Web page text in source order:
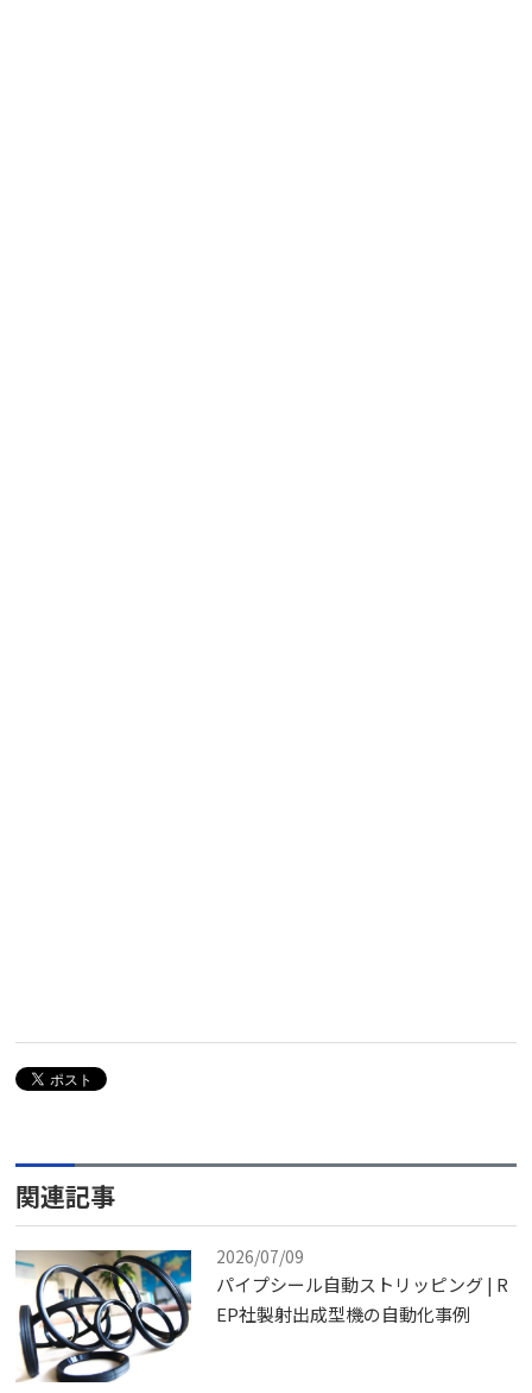
関連記事
2026/07/09
パイプシール自動ストリッピング | R
EP社製射出成型機の自動化事例